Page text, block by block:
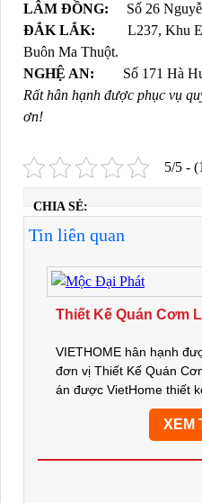
LÂM ĐỒNG: Số 26
ĐẮK LẮK: L237, Khu
Buôn Ma Thuột.
NGHỆ AN: Số 171 Hà
Rất hân hạnh được phục vụ
ơn!
5/5 -
CHIA SẺ:
Tin liên quan
Thiết Kế Quán Cơm
VIETHOME hân hạnh
đơn vị Thiết Kế Quán
án được VietHome thiết
tin công trình: NHÀ
MAMA ๏ Địa chỉ: số 17
XEM